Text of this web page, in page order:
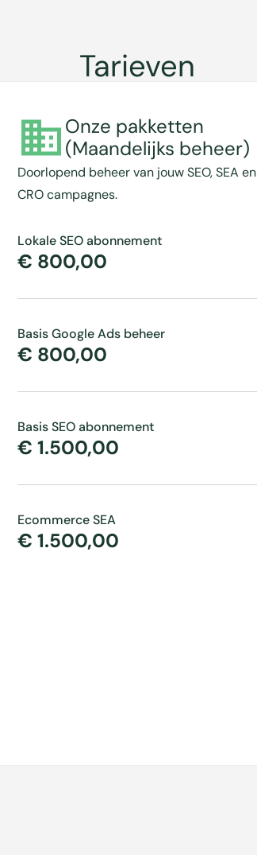
Tarieven
Onze pakketten
(Maandelijks beheer)
Doorlopend beheer van jouw SEO, SEA en
CRO campagnes.
Lokale SEO abonnement
€ 800,00
Basis Google Ads beheer
€ 800,00
Basis SEO abonnement
€ 1.500,00
Ecommerce SEA
€ 1.500,00